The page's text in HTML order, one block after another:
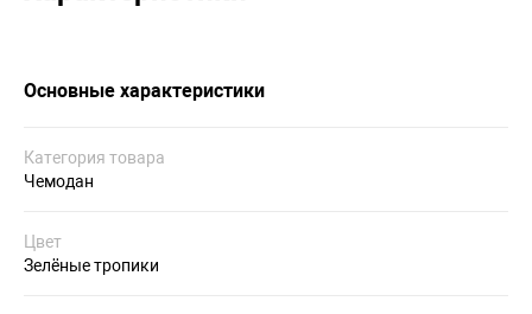
Основные характеристики
Категория товара
Чемодан
Цвет
Зелёные тропики